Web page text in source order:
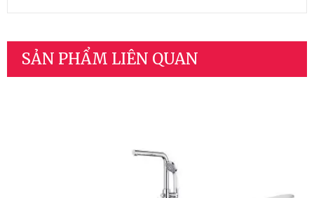
SẢN PHẨM LIÊN QUAN